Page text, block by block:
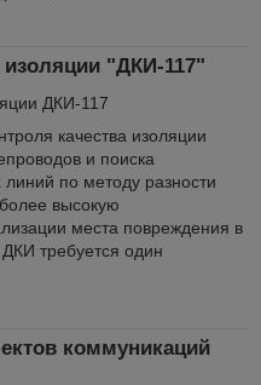
изоляции "ДКИ-117"
качества изоляции
и поиска
по методу разности
высокую
места повреждения в
требуется один
коммуникаций